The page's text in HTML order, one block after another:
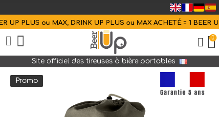
PLUS ou MAX, DRINK UP PLUS ou MAX ACHETÉ = 1 BEER UP
0
Site officiel des tireuses à bière portables
Promo